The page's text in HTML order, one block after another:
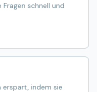
schnell und
erspart, indem sie